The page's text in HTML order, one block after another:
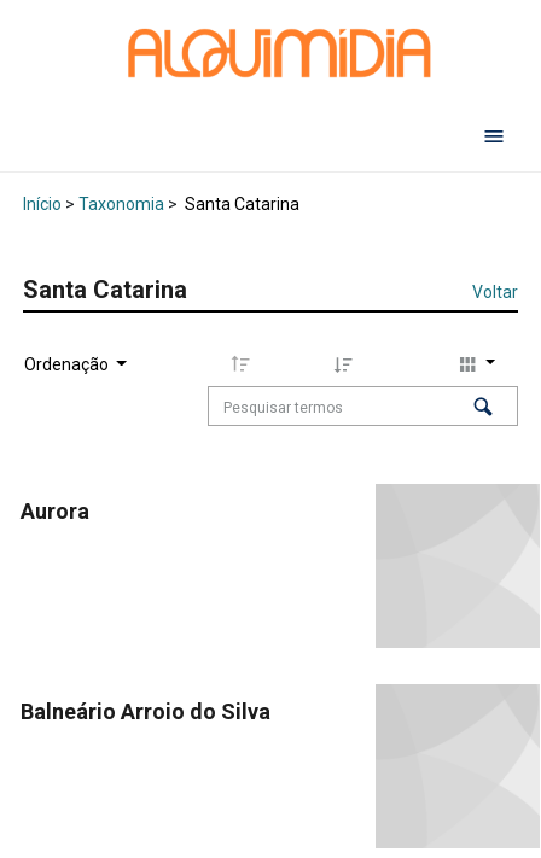
Início > Taxonomia> Santa Catarina
Santa Catarina Voltar
Ordenação
Aurora
Balneário Arroio do Silva